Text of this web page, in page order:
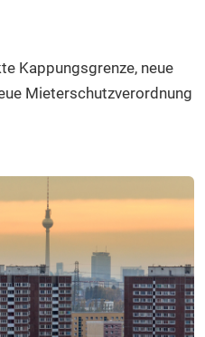
Kappungsgrenze, neue
Mieterschutzverordnung